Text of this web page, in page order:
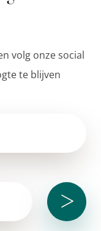
volg onze social
te blijven
>